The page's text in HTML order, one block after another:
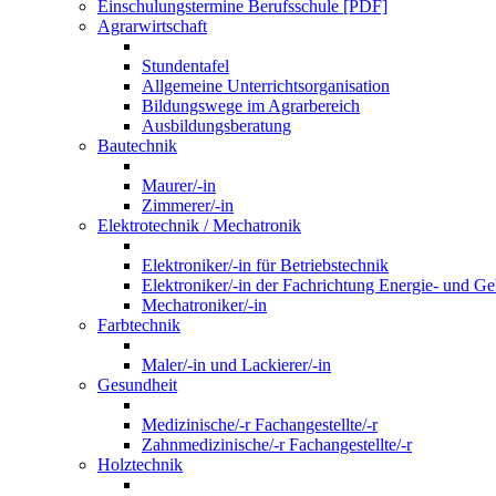
Einschulungstermine Berufsschule [PDF]
Agrarwirtschaft
Stundentafel
Allgemeine Unterrichtsorganisation
Bildungswege im Agrarbereich
Ausbildungsberatung
Bautechnik
Maurer/-in
Zimmerer/-in
Elektrotechnik / Mechatronik
Elektroniker/-in für Betriebstechnik
Elektroniker/-in der Fachrichtung Energie- und
Mechatroniker/-in
Farbtechnik
Maler/-in und Lackierer/-in
Gesundheit
Medizinische/-r Fachangestellte/-r
Zahnmedizinische/-r Fachangestellte/-r
Holztechnik